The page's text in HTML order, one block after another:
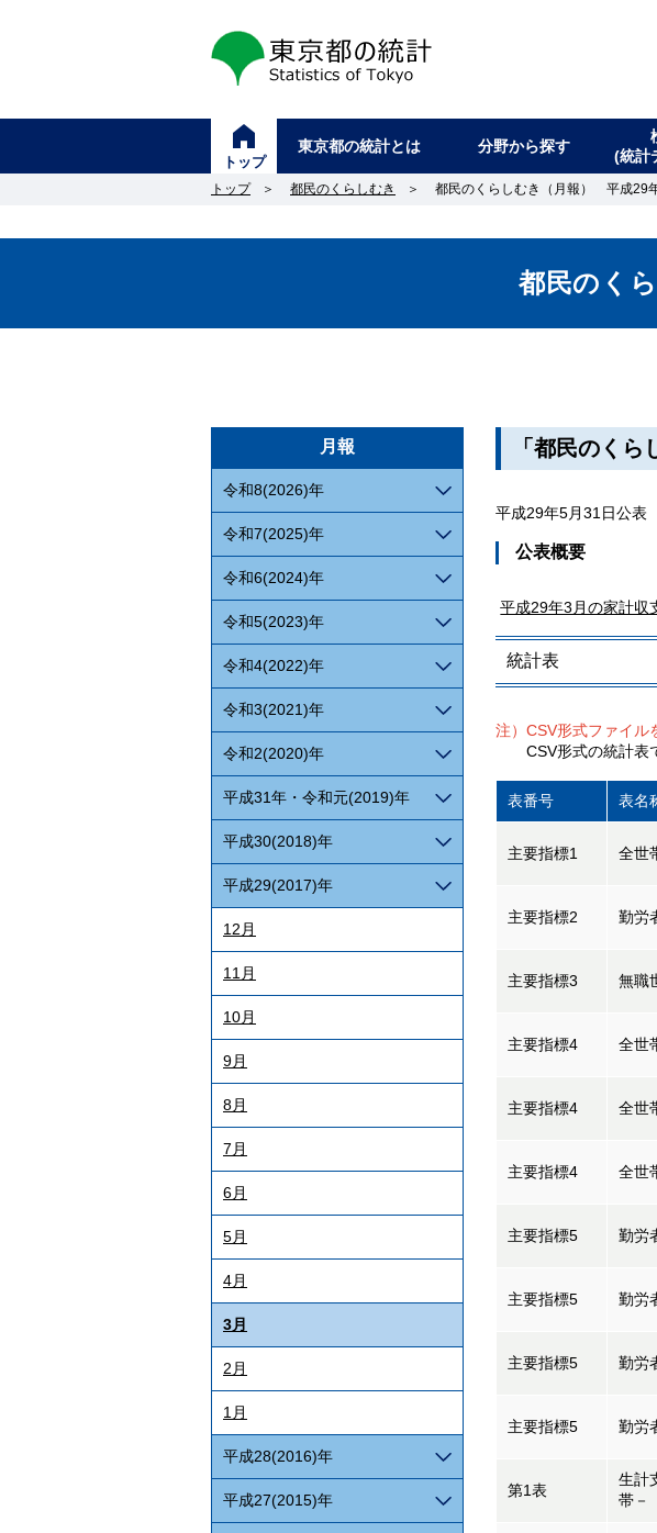
東京都の統計
トップ
東京都の統計とは 分野から探す
(統計
トップ ＞ 都民のくらしむき ＞ 都民のくらしむき（月報） 平成29
都民のく
月報
令和8(2026)年
令和7(2025)年
令和6(2024)年
令和5(2023)年
令和4(2022)年
令和3(2021)年
令和2(2020)年
平成31年・令和元(2019)年
平成30(2018)年
平成29(2017)年
12月
11月
10月
9月
8月
7月
6月
5月
4月
3月
2月
1月
平成28(2016)年
平成27(2015)年
「都民のく
平成29年5月31日公表
公表概要
平成29年3月の家計収
統計表
注）CSV形式ファイル
CSV形式の統計表で
表番号 表名
主要指標1 全世
主要指標2 勤労
主要指標3 無職
主要指標4 全世
主要指標4 全世
主要指標4 全世
主要指標5 勤労
主要指標5 勤労
主要指標5 勤労
主要指標5 勤労
第1表
生計
帯－